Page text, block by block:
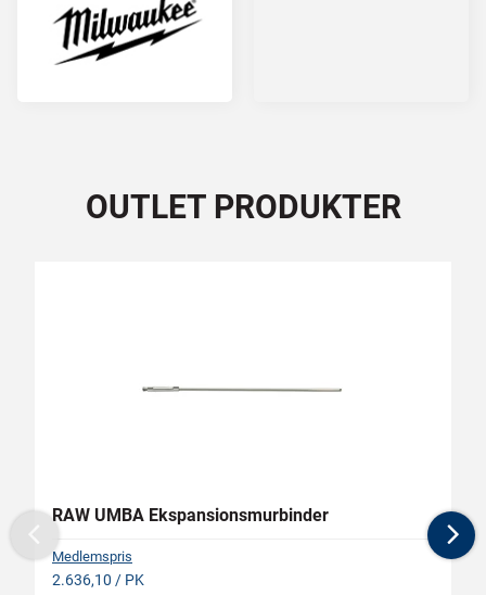
OUTLET PRODUKTER
RAW UMBA Ekspansionsmurbinder
Medlemspris
2.636,10 / PK
Previous